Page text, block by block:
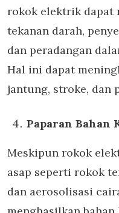
rokok elektrik dapat
tekanan darah,
dan peradangan
Hal ini dapat
jantung, stroke, dan
Paparan Bahan
Meskipun rokok
asap seperti rokok
dan aerosolisasi